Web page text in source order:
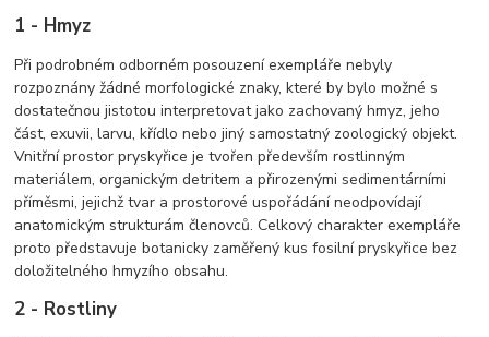
1 - Hmyz
Při podrobném odborném posouzení exempláře nebyly
rozpoznány žádné morfologické znaky, které by bylo možné s
dostatečnou jistotou interpretovat jako zachovaný hmyz, jeho
část, exuvii, larvu, křídlo nebo jiný samostatný zoologický objekt.
Vnitřní prostor pryskyřice je tvořen především rostlinným
materiálem, organickým detritem a přirozenými sedimentárními
příměsmi, jejichž tvar a prostorové uspořádání neodpovídají
anatomickým strukturám členovců. Celkový charakter exempláře
proto představuje botanicky zaměřený kus fosilní pryskyřice bez
doložitelného hmyzího obsahu.
2 - Rostliny